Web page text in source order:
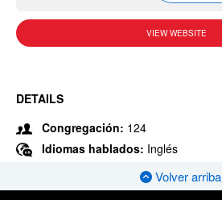
VIEW WEBSITE
DETAILS
Congregación: 124
Idiomas hablados: Inglés
Volver arriba